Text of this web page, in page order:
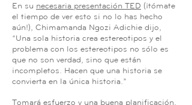
En su necesaria presentación TED (¡tómate
el tiempo de ver esto si no lo has hecho
aún!), Chimamanda Ngozi Adichie dijo,
“Una sola historia crea estereotipos y el
problema con los estereotipos no sólo es
que no son verdad, sino que están
incompletos. Hacen que una historia se
convierta en la única historia.”
Tomará esfuerzo y una buena planificación,